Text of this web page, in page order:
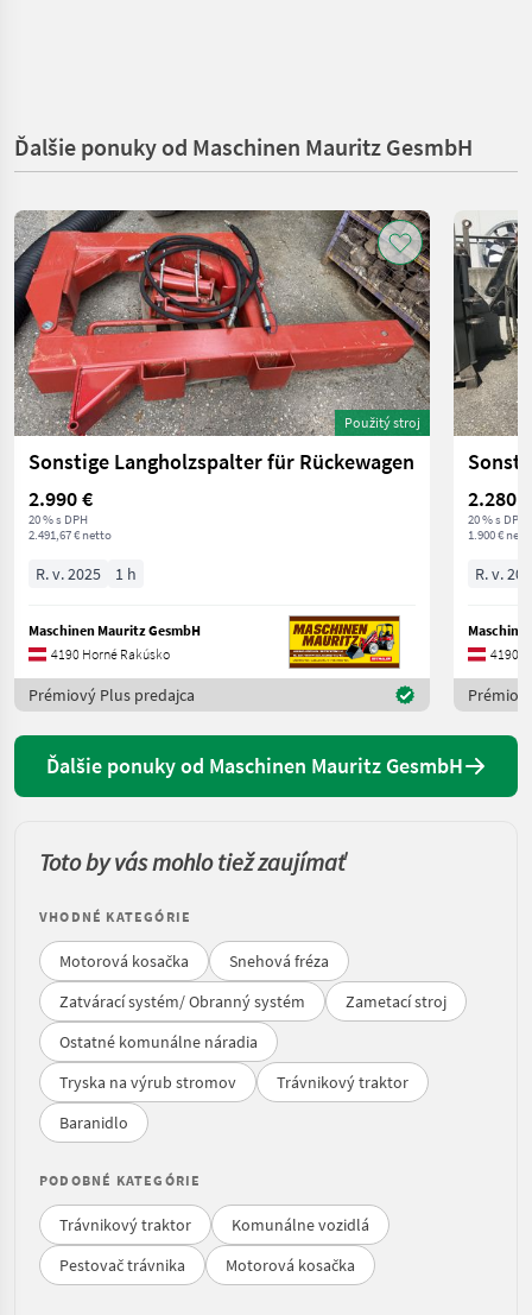
Ďalšie ponuky od Maschinen Mauritz GesmbH
Použitý stroj
Sonstige Langholzspalter für Rückewagen
2.990 €
20 % s DPH
2.491,67 € netto
R. v. 2025 1 h
Maschinen Mauritz GesmbH
4190 Horné Rakúsko
Prémiový Plus predajca
2.280 €
20 % s DPH
1.900 €
R. v.
4190
Ďalšie ponuky od Maschinen Mauritz GesmbH
Toto by vás mohlo tiež zaujímať
VHODNÉ KATEGÓRIE
Motorová kosačka
Snehová fréza
Zatvárací systém/ Obranný systém
Zametací stroj
Ostatné komunálne náradia
Tryska na výrub stromov
Trávnikový traktor
Baranidlo
PODOBNÉ KATEGÓRIE
Trávnikový traktor
Komunálne vozidlá
Pestovač trávnika
Motorová kosačka